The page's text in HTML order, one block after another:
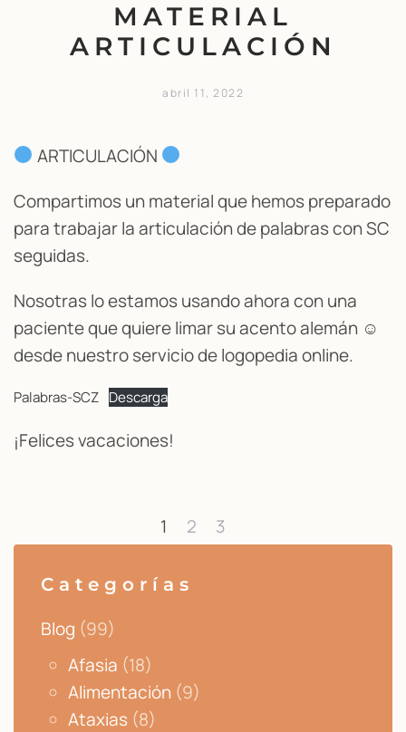
MATERIAL
ARTICULACIÓN
abril 11, 2022
ARTICULACIÓN
Compartimos un material que hemos preparado
para trabajar la articulación de palabras con SC
seguidas.
Nosotras lo estamos usando ahora con una
paciente que quiere limar su acento alemán ☺
desde nuestro servicio de logopedia online.
Palabras-SCZ Descarga
¡Felices vacaciones!
1 2 3
Categorías
Blog (99)
Afasia (18)
Alimentación (9)
Ataxias (8)